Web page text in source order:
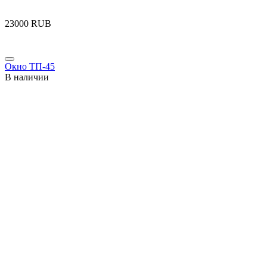
‍23000‍ RUB
Окно ТП-45
В наличии